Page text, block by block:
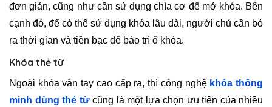
đơn giản, cũng như cần sử dụng chìa cơ để mở khóa. Bên
cạnh đó, để có thể sử dụng khóa lâu dài, người chủ cần bỏ
ra thời gian và tiền bạc để bảo trì ổ khóa.
Khóa thẻ từ
Ngoài khóa vân tay cao cấp ra, thì công nghệ khóa thông
minh dùng thẻ từcũng là một lựa chọn ưu tiên của nhiều